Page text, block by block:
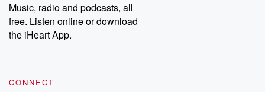
Music, radio and podcasts, all
free. Listen online or download
the iHeart App.
CONNECT